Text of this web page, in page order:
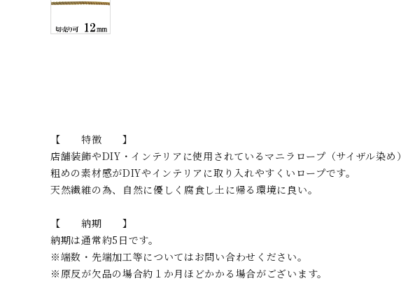
【 特徴 】
店舗装飾やDIY・インテリアに使用されているマニラロープ（サイザル染め）
粗めの素材感がDIYやインテリアに取り入れやすくいロープです。
天然繊維の為、自然に優しく腐食し土に帰る環境に良い。
【 納期 】
納期は通常約5日です。
※端数・先端加工等についてはお問い合わせください。
※原反が欠品の場合約１か月ほどかかる場合がございます。